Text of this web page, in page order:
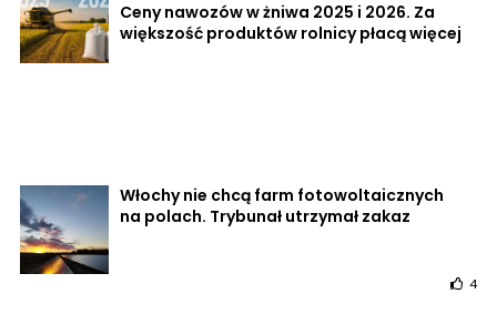
Ceny nawozów w żniwa 2025 i 2026. Za
większość produktów rolnicy płacą więcej
Włochy nie chcą farm fotowoltaicznych
na polach. Trybunał utrzymał zakaz
4